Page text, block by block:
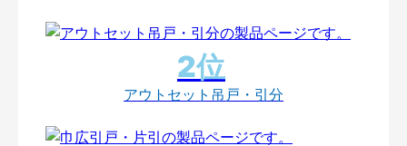
アウトセット吊戸・引分